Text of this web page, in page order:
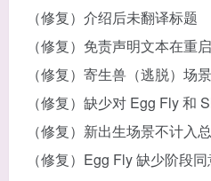
（修复）介绍后未翻译标题
（修复）免责声明文本在重
（修复）寄生兽（逃脱）场
（修复）缺少对 Egg Fly 和
（修复）新出生场景不计入
（修复）Egg Fly 缺少阶段